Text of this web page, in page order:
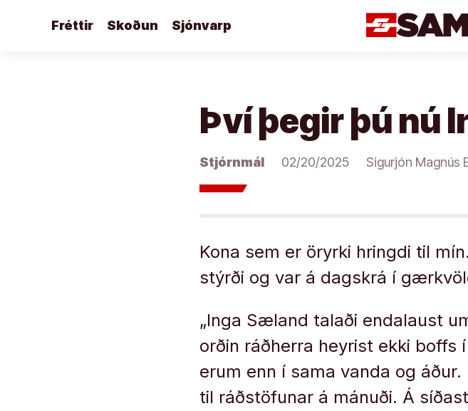
Fréttir Skoðun Sjónvarp
Því þegir þú nú
Stjórnmál 02/20/2025 Sigurjón Magnús
Kona sem er öryrki hringdi til
stýrði og var á dagskrá í
„Inga Sæland talaði endalaust
orðin ráðherra heyrist ekki boffs
erum enn í sama vanda og
til ráðstöfunar á mánuði. Á